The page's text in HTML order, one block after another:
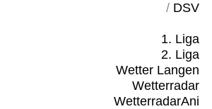
/ DSV
1. Liga
2. Liga
Wetter Langen
Wetterradar
WetterradarAni